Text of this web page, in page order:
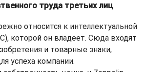
труда третьих лиц
относится к интеллектуальной
которой он владеет. Сюда входят
и товарные знаки,
успеха компании.